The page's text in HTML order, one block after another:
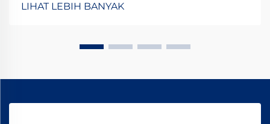
menggabungkan keunggulan dari...
LIHAT LEBIH BANYAK